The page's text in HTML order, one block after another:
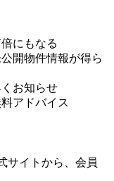
にもなる
開物件情報が得ら
お知らせ
アドバイス
サイトから、会員